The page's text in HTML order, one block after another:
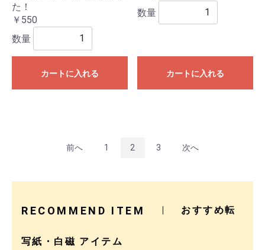
た！
￥550
数量
カートに入れる
数量
カートに入れる
前へ 1 2 3 次へ
RECOMMEND ITEM おすすめ転
写紙・白磁 アイテム